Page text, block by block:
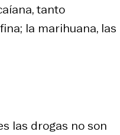
tanto
la marihuana, las
las drogas no son